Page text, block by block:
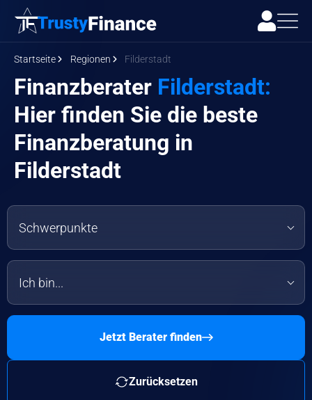
Startseite Regionen Filderstadt
Finanzberater Filderstadt:
Hier finden Sie die beste
Finanzberatung in
Filderstadt
Schwerpunkte
Ich bin...
Jetzt Berater finden
Zurücksetzen